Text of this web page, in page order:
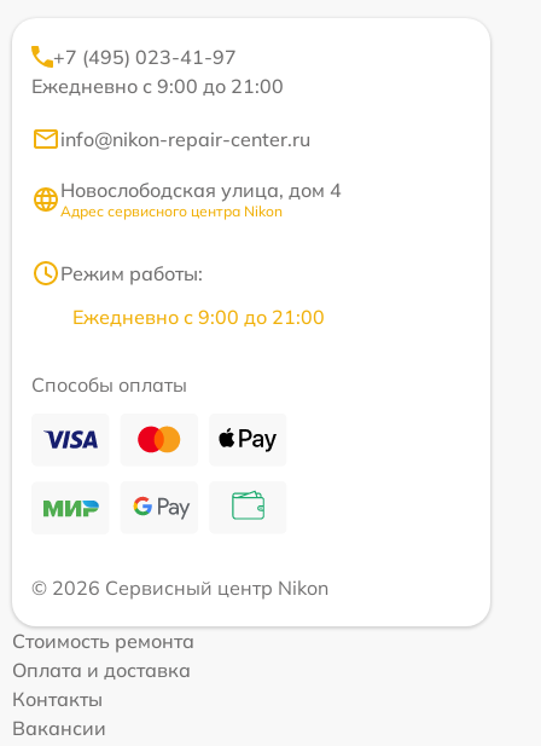
+7 (495) 023-41-97
Ежедневно с 9:00 до 21:00
info@nikon-repair-center.ru
Новослободская улица, дом 4
Адрес сервисного центра Nikon
Режим работы:
Ежедневно с 9:00 до 21:00
Способы оплаты
© 2026 Сервисный центр Nikon
Стоимость ремонта
Оплата и доставка
Контакты
Вакансии